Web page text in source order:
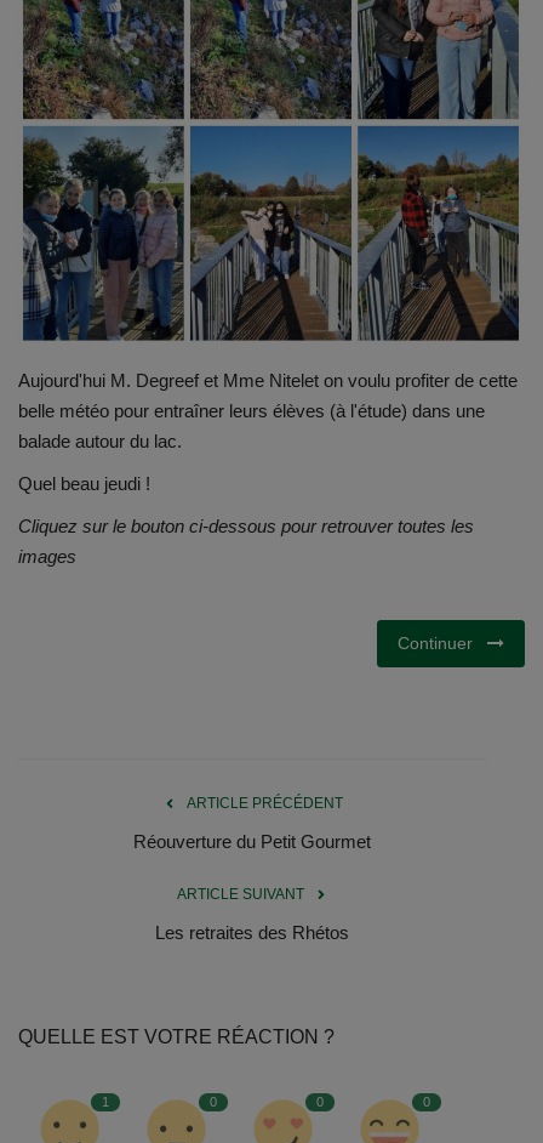
Emplois
Notre offre d'enseignement (2026)
Stages
Association des Parents
Offre d'enseignement & inscriptions
Activation email
Internats
Documents
Aujourd'hui M. Degreef et Mme Nitelet on voulu profiter de cette
belle météo pour entraîner leurs élèves (à l'étude) dans une
balade autour du lac.
Quel beau jeudi !
Cliquez sur le bouton ci-dessous pour retrouver toutes les
images
Continuer
ARTICLE PRÉCÉDENT
Réouverture du Petit Gourmet
ARTICLE SUIVANT
Les retraites des Rhétos
QUELLE EST VOTRE RÉACTION ?
1 0 0 0